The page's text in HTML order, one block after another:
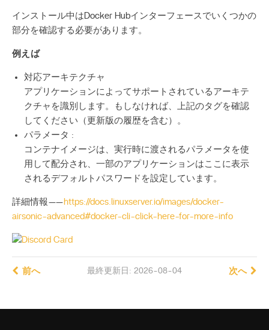
インストール中はDocker Hubインターフェースでいくつかの
部分を確認する必要があります。
例えば
対応アーキテクチャ
アプリケーションによってサポートされているアーキテ
クチャを識別します。もしなければ、上記のタグを確認
してください（更新版の履歴を含む）。
パラメータ :
コンテナイメージは、実行時に渡されるパラメータを使
用して配分され、一部のアプリケーションはここに表示
されるデフォルトパスワードを設定しています。
詳細情報—— https://docs.linuxserver.io/images/docker-
airsonic-advanced#docker-cli-click-here-for-more-info
最終更新日: 2026-08-04
前へ 次へ